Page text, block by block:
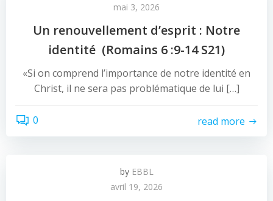
mai 3, 2026
Un renouvellement d’esprit : Notre
identité (Romains 6 :9-14 S21)
«Si on comprend l’importance de notre identité en
Christ, il ne sera pas problématique de lui […]
0 read more
by EBBL
avril 19, 2026